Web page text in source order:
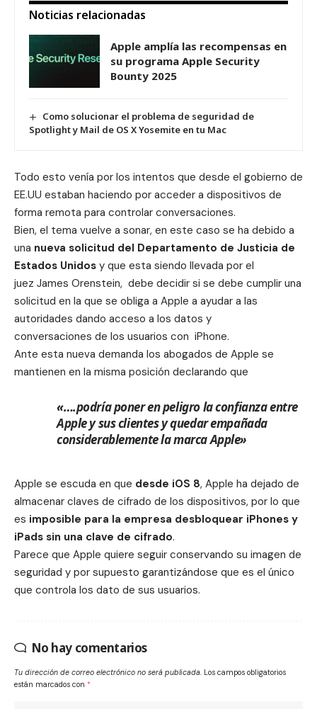
Noticias relacionadas
Apple amplía las recompensas en
su programa Apple Security
Bounty 2025
Como solucionar el problema de seguridad de
Spotlight y Mail de OS X Yosemite en tu Mac
Todo esto venía por los intentos que desde el gobierno de
EE.UU estaban haciendo por acceder a dispositivos de
forma remota para controlar conversaciones.
Bien, el tema vuelve a sonar, en este caso se ha debido a
una nueva solicitud del Departamento de Justicia de
Estados Unidos y que esta siendo llevada por el
juez James Orenstein, debe decidir si se debe cumplir una
solicitud en la que se obliga a Apple a ayudar a las
autoridades dando acceso a los datos y
conversaciones de los usuarios con iPhone.
Ante esta nueva demanda los abogados de Apple se
mantienen en la misma posición declarando que
«….podría poner en peligro la confianza entre
Apple y sus clientes y quedar empañada
considerablemente la marca Apple»
Apple se escuda en que desde iOS 8, ​​Apple ha dejado de
almacenar claves de cifrado de los dispositivos, por lo que
es imposible para la empresa desbloquear iPhones y
iPads sin una clave de cifrado.
Parece que Apple quiere seguir conservando su imagen de
seguridad y por supuesto garantizándose que es el único
que controla los dato de sus usuarios.
No hay comentarios
Tu dirección de correo electrónico no será publicada. Los campos obligatorios
están marcados con *